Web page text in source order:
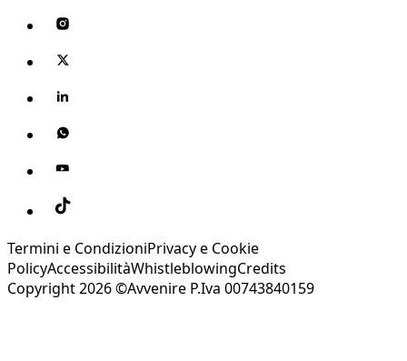
Termini e CondizioniPrivacy e Cookie
PolicyAccessibilitàWhistleblowingCredits
Copyright 2026 ©Avvenire P.Iva 00743840159